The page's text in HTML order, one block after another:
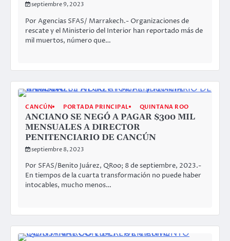
septiembre 9, 2023
Por Agencias SFAS/ Marrakech.- Organizaciones de
rescate y el Ministerio del Interior han reportado más de
mil muertos, número que…
CANCÚN PORTADA PRINCIPAL QUINTANA ROO
ANCIANO SE NEGÓ A PAGAR $300 MIL
MENSUALES A DIRECTOR
PENITENCIARIO DE CANCÚN
septiembre 8, 2023
Por SFAS/Benito Juárez, QRoo; 8 de septiembre, 2023.-
En tiempos de la cuarta transformación no puede haber
intocables, mucho menos…